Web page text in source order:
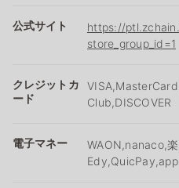
公式サイト
https://
store_group_id=1
クレジットカ
ード
Club,DISCOVER
電子マネー
WAON,nanaco,